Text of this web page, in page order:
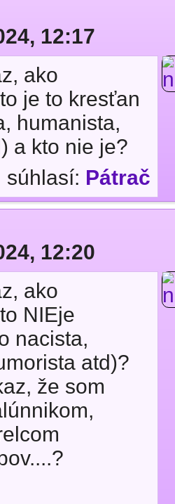
12:17
ako
je to kresťan
humanista,
a kto nie je?
súhlasí: Pátrač
12:20
ako
NIEje
nacista,
atd)?
že som